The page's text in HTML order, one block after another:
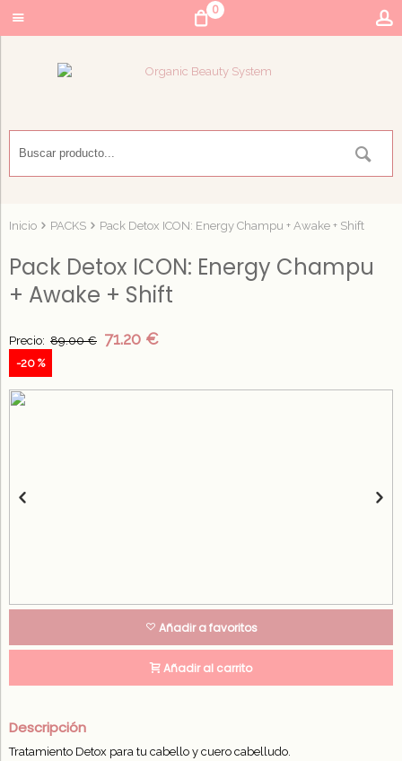
0
Inicio PACKS Pack Detox ICON: Energy Champu + Awake + Shift
Pack Detox ICON: Energy Champu
+ Awake + Shift
Precio: 89.00 € 71.20 €
-20 %
Añadir a favoritos
Añadir al carrito
Descripción
Tratamiento Detox para tu cabello y cuero cabelludo.